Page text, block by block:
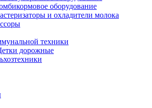
оборудование
и охладители молока
техники
дорожные